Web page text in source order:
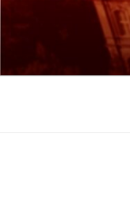
Přejít
webu